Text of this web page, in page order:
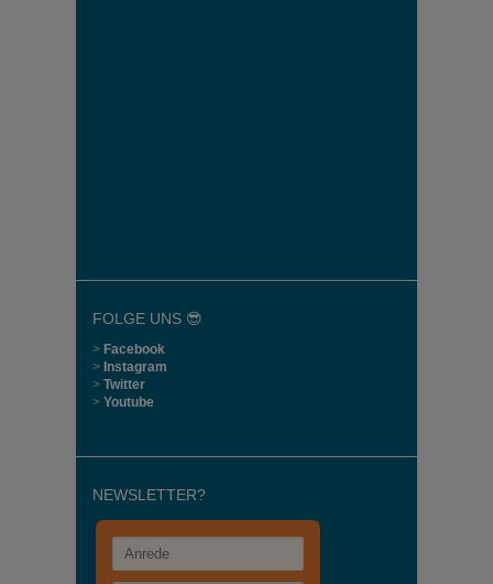
FOLGE UNS 😎
> Facebook
> Instagram
> Twitter
> Youtube
NEWSLETTER?